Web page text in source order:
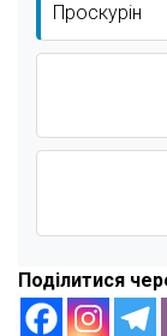
Проскурін
Поділитися